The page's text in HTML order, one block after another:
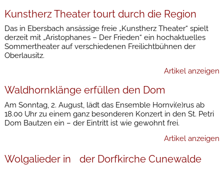
Kunstherz Theater tourt durch die Region
Das in Ebersbach ansässige freie „Kunstherz Theater“ spielt
derzeit mit „Aristophanes – Der Frieden“ ein hochaktuelles
Sommertheater auf verschiedenen Freilichtbühnen der
Oberlausitz.
Artikel anzeigen
Waldhornklänge erfüllen den Dom
Am Sonntag, 2. August, lädt das Ensemble Hornvi(e)rus ab
18.00 Uhr zu einem ganz besonderen Konzert in den St. Petri
Dom Bautzen ein – der Eintritt ist wie gewohnt frei.
Artikel anzeigen
Wolgalieder in der Dorfkirche Cunewalde